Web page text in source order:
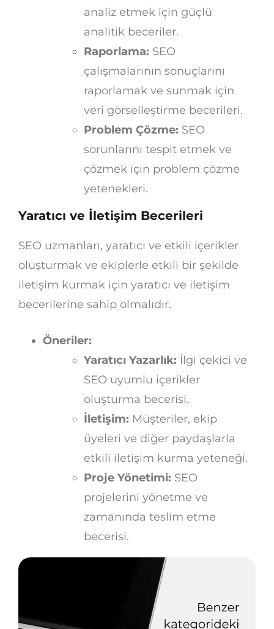
analiz etmek için güçlü
analitik beceriler.
Raporlama: SEO
çalışmalarının sonuçlarını
raporlamak ve sunmak için
veri görselleştirme becerileri.
Problem Çözme: SEO
sorunlarını tespit etmek ve
çözmek için problem çözme
yetenekleri.
Yaratıcı ve İletişim Becerileri
SEO uzmanları, yaratıcı ve etkili içerikler
oluşturmak ve ekiplerle etkili bir şekilde
iletişim kurmak için yaratıcı ve iletişim
becerilerine sahip olmalıdır.
Öneriler:
Yaratıcı Yazarlık: İlgi çekici ve
SEO uyumlu içerikler
oluşturma becerisi.
İletişim: Müşteriler, ekip
üyeleri ve diğer paydaşlarla
etkili iletişim kurma yeteneği.
Proje Yönetimi: SEO
projelerini yönetme ve
zamanında teslim etme
becerisi.